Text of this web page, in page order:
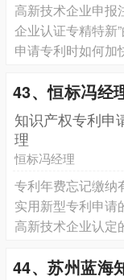
高新技术企业申报
企业认证专精特新
申请专利时如何加
43、恒标冯经
知识产权专利申
理
恒标冯经理
专利年费忘记缴纳
实用新型专利申请
高新技术企业认定
44、苏州蓝海